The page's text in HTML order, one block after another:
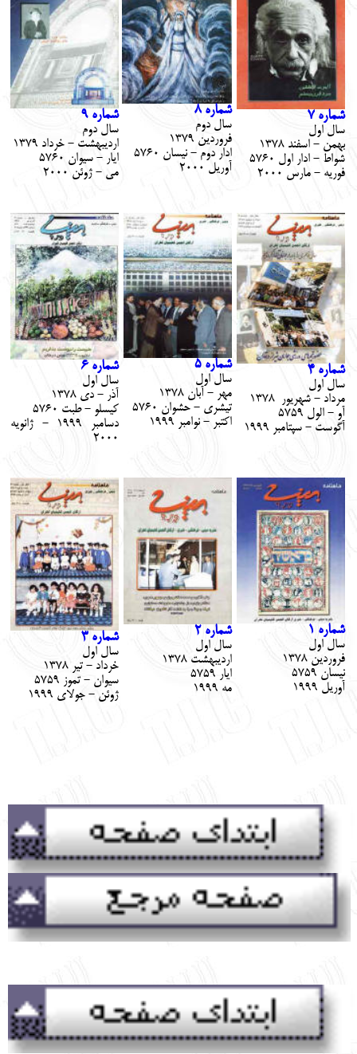
شماره 7
سال اول
بهمن - اسفند 1378
شواط - ادار اول 5760
فوريه - مارس 2000
شماره 8
سال دوم
فروردين 1379
ادار دوم - نيسان 5760
آوريل 2000
شماره 9
سال دوم
ارديبهشت - خرداد 1379
ايار - سيوان 5760
مي - ژوئن 2000
شماره 4
سال اول
مرداد - شهريور 1378
آو - الول 5759
آگوست - سپتامبر 1999
شماره 5
سال اول
مهر - آبان 1378
تيشري - حشوان 5760
اكتبر - نوامبر 1999
شماره 6
سال اول
آذر - دي 1378
كيسلو - طبت 5760
دسامبر 1999 - ژانويه
2000
شماره 1
سال اول
فروردين 1378
نيسان 5759
آوريل 1999
شماره 2
سال اول
ارديبهشت 1378
ايار 5759
مه 1999
شماره 3
سال اول
خرداد - تير 1378
سيوان - تموز 5759
ژوئن - جولاي 1999